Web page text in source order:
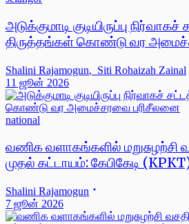
அடுக்குமாடி குடியிருப்பு
திருத்தங்கள் கொண்டு வர
Shalini Rajamogun, Siti Rohaizah Zainal
11 ஜூன் 2026
national
வணிக வளாகங்களில் மறுசுழற்சி
முதல் கட்டாயம்: கேபிகேடி (KPKT)
Shalini Rajamogun
7 ஜூன் 2026